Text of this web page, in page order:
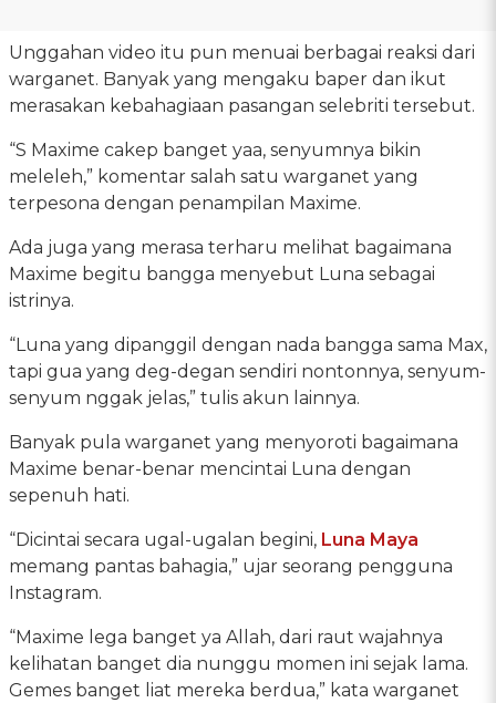
Unggahan video itu pun menuai berbagai reaksi dari
warganet. Banyak yang mengaku baper dan ikut
merasakan kebahagiaan pasangan selebriti tersebut.
“S Maxime cakep banget yaa, senyumnya bikin
meleleh,” komentar salah satu warganet yang
terpesona dengan penampilan Maxime.
Ada juga yang merasa terharu melihat bagaimana
Maxime begitu bangga menyebut Luna sebagai
istrinya.
“Luna yang dipanggil dengan nada bangga sama Max,
tapi gua yang deg-degan sendiri nontonnya, senyum-
senyum nggak jelas,” tulis akun lainnya.
Banyak pula warganet yang menyoroti bagaimana
Maxime benar-benar mencintai Luna dengan
sepenuh hati.
“Dicintai secara ugal-ugalan begini, Luna Maya
memang pantas bahagia,” ujar seorang pengguna
Instagram.
“Maxime lega banget ya Allah, dari raut wajahnya
kelihatan banget dia nunggu momen ini sejak lama.
Gemes banget liat mereka berdua,” kata warganet